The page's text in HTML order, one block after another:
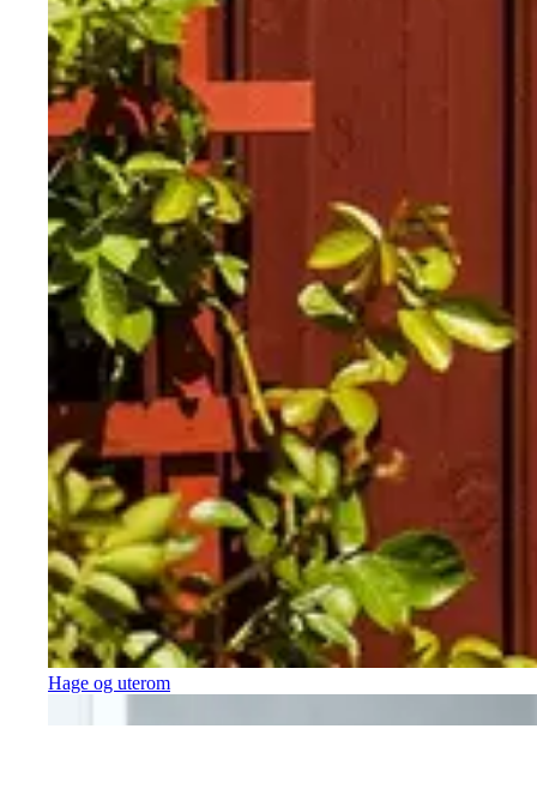
Hage og uterom